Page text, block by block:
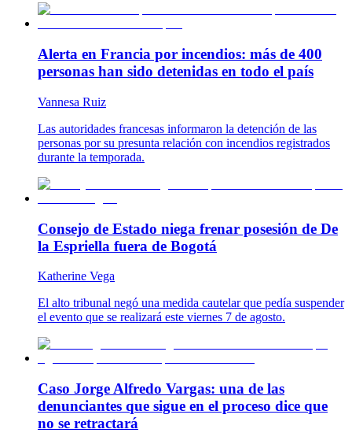
Alerta en Francia por incendios: más de 400
personas han sido detenidas en todo el país
Vannesa Ruiz
Las autoridades francesas informaron la detención de las
personas por su presunta relación con incendios registrados
durante la temporada.
Consejo de Estado niega frenar posesión de De
la Espriella fuera de Bogotá
Katherine Vega
El alto tribunal negó una medida cautelar que pedía suspender
el evento que se realizará este viernes 7 de agosto.
Caso Jorge Alfredo Vargas: una de las
denunciantes que sigue en el proceso dice que
no se retractará